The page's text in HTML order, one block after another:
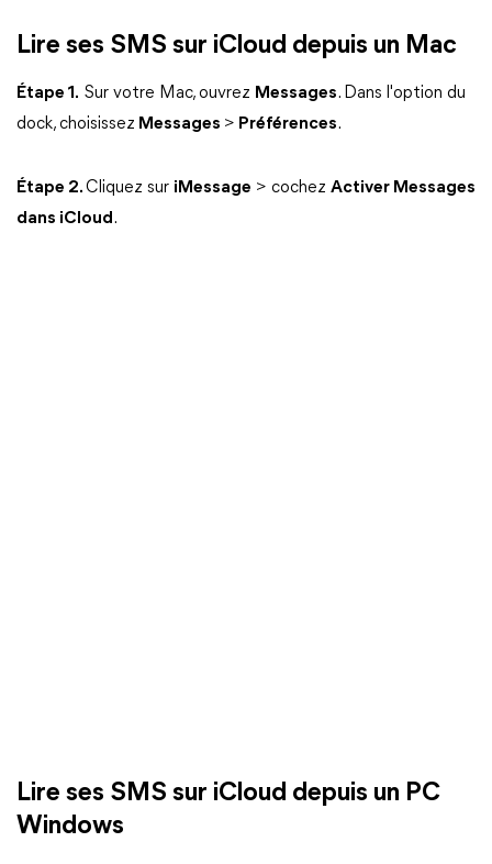
Lire ses SMS sur iCloud depuis un Mac
Étape 1. Sur votre Mac, ouvrez Messages. Dans l'option du
dock, choisissez Messages > Préférences.
Étape 2.Cliquez sur iMessage > cochez Activer Messages
dans iCloud.
Lire ses SMS sur iCloud depuis un PC
Windows